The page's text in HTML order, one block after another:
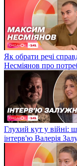
Як обрати речі
Несміянов про
Глухий кут у війні:
інтерв'ю Валерія